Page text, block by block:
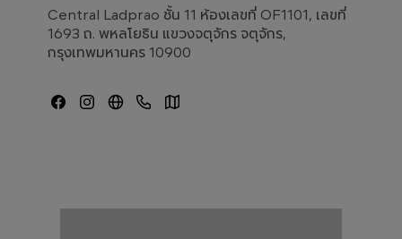
Central Ladprao ชั้น 11 ห้องเลขที่ OF1101, เลขที่
1693 ถ. พหลโยธิน แขวงจตุจักร จตุจักร,
กรุงเทพมหานคร 10900